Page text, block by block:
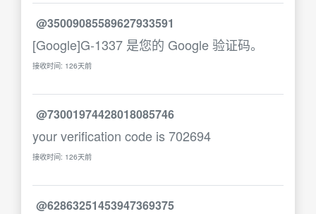
@35009085589627933591
[Google]G-1337 是您的 Google 验证码。
接收时间: 126天前
@73001974428018085746
your verification code is 702694
接收时间: 126天前
@62863251453947369375